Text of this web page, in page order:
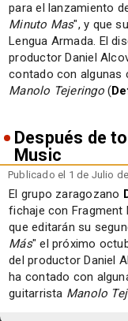
para el lanzamiento
Minuto Mas", y que
Lengua Armada. El
productor Daniel
contado con algunas
Manolo Tejeringo(
Después de
Music
Publicado el 1 de Julio
El grupo zaragozano
fichaje con Fragment
que editarán su
Más" el próximo
del productor Daniel
ha contado con
guitarrista Manolo